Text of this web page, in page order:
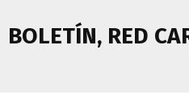
BOLETÍN, RED